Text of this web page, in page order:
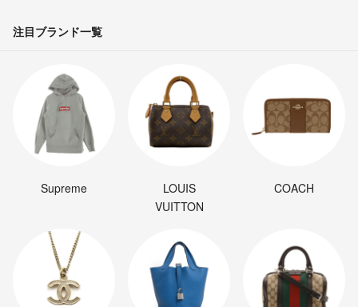
注目ブランド一覧
Supreme
LOUIS
VUITTON
COACH